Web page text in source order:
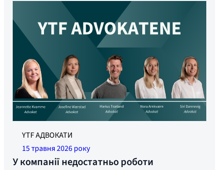
YTF АДВОКАТИ
15 травня 2026 року
У компанії недостатньо роботи